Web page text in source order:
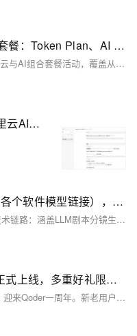
阿里云AI产品与云产品最新组合套餐：Token Plan、AI coding及云服务器和建站等组合优惠价
阿里云推出全新“算力+模型+应用”一站式云与AI组合套餐活动，覆盖从个人开发者到中大型企业的全场景需求。核心亮点为分三档定价的Token Plan订阅服务，支持Qwen3.8-Max-Preview大模型调用，错峰时段最低可享0.2折优惠。活动同步推出AI Coding、智能体部署、云电脑托管、0代码建站等十余类场景化组合，搭配99元/年的普惠云服务器、88元/年的入门数据库等经典特惠产品，还为企业提供1V1定制化AI转型方案，大幅降低了不同用户群体拥抱AI的技术门槛与采购成本。
Fastjson远程代码执行漏洞，阿里云AI安全为您保驾护航
2026AI漫剧本地全开源方案（附各个软件模型链接），8G显卡也能流畅运行
这是一套完全本地化部署的AI漫剧生成技术链路：涵盖LLM剧本分镜生成、FLUX文生图（IP-Adapter人脸锁定）、StoryDiffusion时序连贯控制、LTX-2.3唇形同步视频生成，及ComfyUI全流程调度。零云端费用，仅耗硬件算力，单集2–4小时可产出竖屏短视频，适配抖音/B站分发。
Qoder 一周年 × Qwen3.8-Max 正式上线，多重好礼限时领
8月3日，Qwen3.8-Max 正式上线Qoder，迎来Qoder一周年。新老用户可领800次免费调用，下单再赠2000次；夜间（22:00–08:00）调用5折；邀请好友双方得积分与调用额度。